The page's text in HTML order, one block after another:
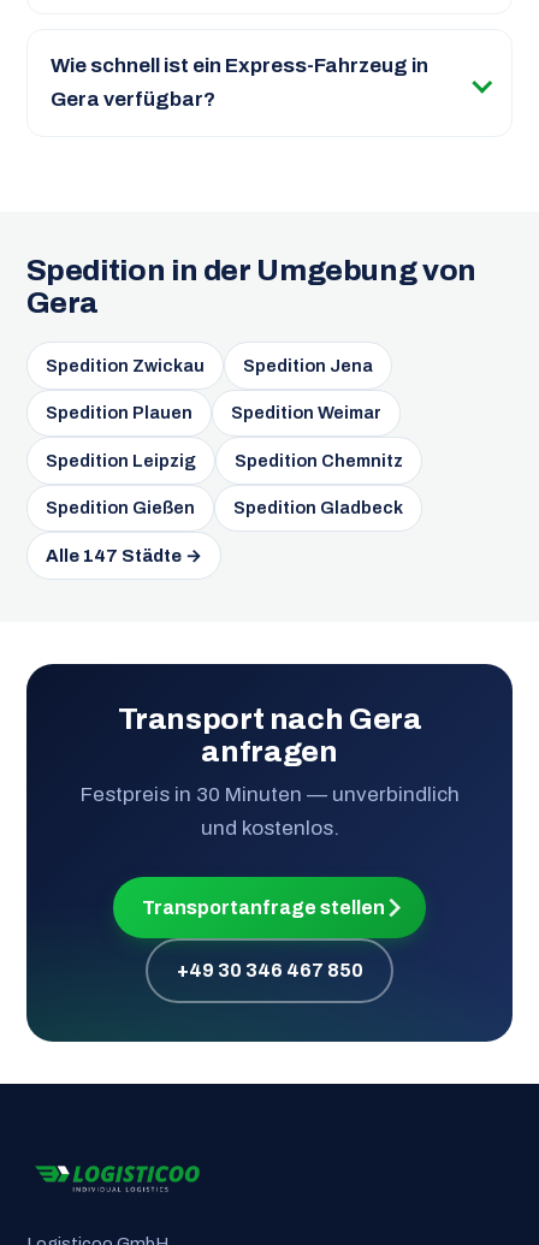
Wie schnell ist ein Express-Fahrzeug in
Gera verfügbar?
Spedition in der Umgebung von
Gera
Spedition Zwickau Spedition Jena
Spedition Plauen Spedition Weimar
Spedition Leipzig Spedition Chemnitz
Spedition Gießen Spedition Gladbeck
Alle 147 Städte →
Transport nach Gera
anfragen
Festpreis in 30 Minuten — unverbindlich
und kostenlos.
Transportanfrage stellen
+49 30 346 467 850